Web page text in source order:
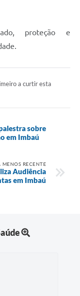
proteção e
a curtir esta
sobre
em Imbaú
MENOS RECENTE
Audiência
em Imbaú